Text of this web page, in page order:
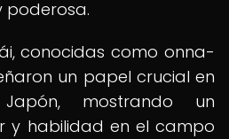
poderosa.
conocidas como onna-
un papel crucial en
mostrando un
y habilidad en el campo